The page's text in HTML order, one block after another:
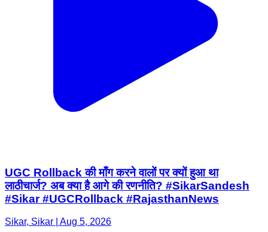
UGC Rollback की माँग करने वालों पर क्यों हुआ था
लाठीचार्ज? अब क्या है आगे की रणनीति? #SikarSandesh
#Sikar #UGCRollback #RajasthanNews
Sikar, Sikar | Aug 5, 2026